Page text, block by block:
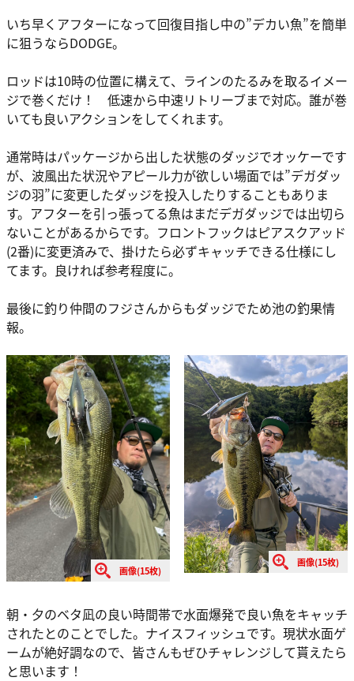
いち早くアフターになって回復目指し中の”デカい魚”を簡単
に狙うならDODGE。
ロッドは10時の位置に構えて、ラインのたるみを取るイメー
ジで巻くだけ！ 低速から中速リトリーブまで対応。誰が巻
いても良いアクションをしてくれます。
通常時はパッケージから出した状態のダッジでオッケーです
が、波風出た状況やアピール力が欲しい場面では”デガダッ
ジの羽”に変更したダッジを投入したりすることもありま
す。アフターを引っ張ってる魚はまだデガダッジでは出切ら
ないことがあるからです。フロントフックはピアスクアッド
(2番)に変更済みで、掛けたら必ずキャッチできる仕様にし
てます。良ければ参考程度に。
最後に釣り仲間のフジさんからもダッジでため池の釣果情
報。
画像(15枚)
画像(15枚)
朝・夕のベタ凪の良い時間帯で水面爆発で良い魚をキャッチ
されたとのことでした。ナイスフィッシュです。現状水面ゲ
ームが絶好調なので、皆さんもぜひチャレンジして貰えたら
と思います！